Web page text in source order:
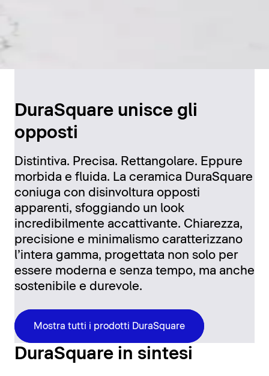
DuraSquare unisce gli
opposti
Distintiva. Precisa. Rettangolare. Eppure
morbida e fluida. La ceramica DuraSquare
coniuga con disinvoltura opposti
apparenti, sfoggiando un look
incredibilmente accattivante. Chiarezza,
precisione e minimalismo caratterizzano
l’intera gamma, progettata non solo per
essere moderna e senza tempo, ma anche
sostenibile e durevole.
Mostra tutti i prodotti DuraSquare
DuraSquare in sintesi